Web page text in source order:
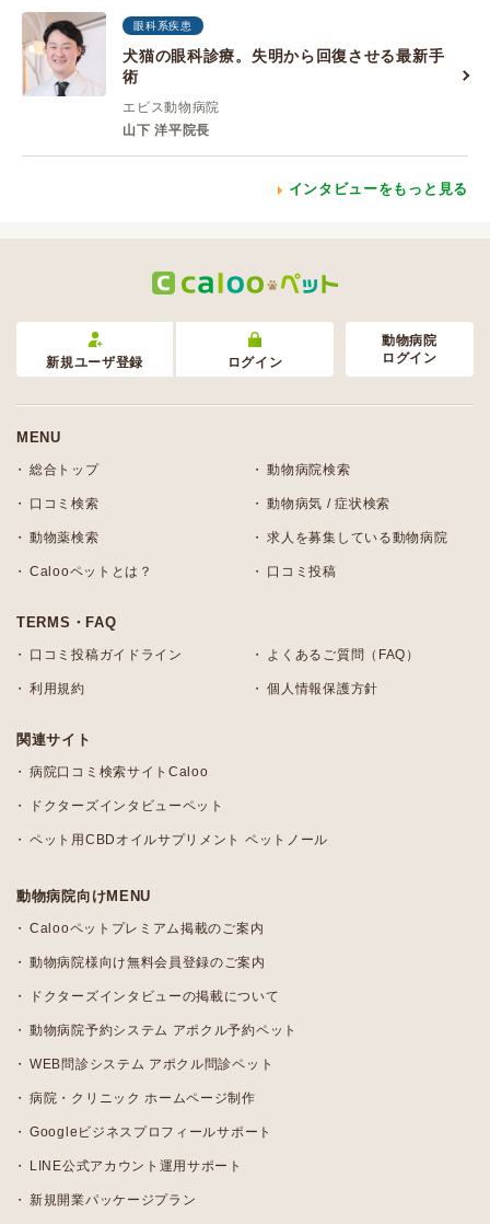
眼科系疾患
犬猫の眼科診療。失明から回復させる最新手
術
エビス動物病院
山下 洋平院長
インタビューをもっと見る
新規ユーザ登録 ログイン
動物病院
ログイン
MENU
総合トップ 動物病院検索
口コミ検索 動物病気 / 症状検索
動物薬検索 求人を募集している動物病院
Calooペットとは？ 口コミ投稿
TERMS・FAQ
口コミ投稿ガイドライン よくあるご質問（FAQ）
利用規約 個人情報保護方針
関連サイト
病院口コミ検索サイトCaloo
ドクターズインタビューペット
ペット用CBDオイルサプリメント ペットノール
動物病院向けMENU
Calooペットプレミアム掲載のご案内
動物病院様向け無料会員登録のご案内
ドクターズインタビューの掲載について
動物病院予約システム アポクル予約ペット
WEB問診システム アポクル問診ペット
病院・クリニック ホームページ制作
Googleビジネスプロフィールサポート
LINE公式アカウント運用サポート
新規開業パッケージプラン